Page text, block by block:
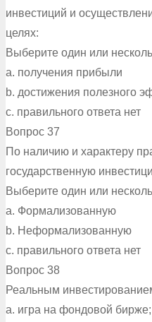
инвестиций и
целях:
Выберите один или
a. получения прибыли
b. достижения полезного
c. правильного ответа нет
Вопрос 37
По наличию и характеру
государственную
Выберите один или
a. Формализованную
b. Неформализованную
c. правильного ответа нет
Вопрос 38
Реальным
a. игра на фондовой бирже;